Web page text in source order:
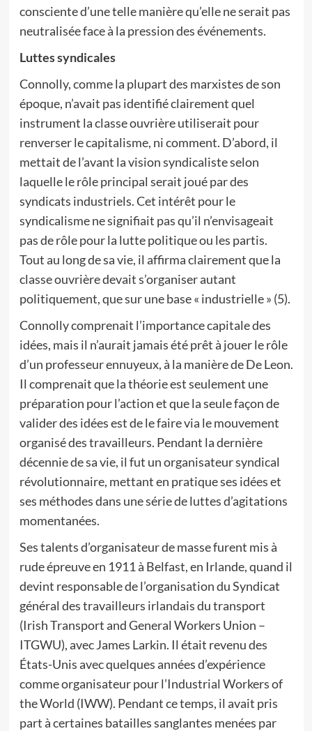
consciente d’une telle manière qu’elle ne serait pas
neutralisée face à la pression des événements.
Luttes syndicales
Connolly, comme la plupart des marxistes de son
époque, n’avait pas identifié clairement quel
instrument la classe ouvrière utiliserait pour
renverser le capitalisme, ni comment. D’abord, il
mettait de l’avant la vision syndicaliste selon
laquelle le rôle principal serait joué par des
syndicats industriels. Cet intérêt pour le
syndicalisme ne signifiait pas qu’il n’envisageait
pas de rôle pour la lutte politique ou les partis.
Tout au long de sa vie, il affirma clairement que la
classe ouvrière devait s’organiser autant
politiquement, que sur une base « industrielle » (5).
Connolly comprenait l’importance capitale des
idées, mais il n’aurait jamais été prêt à jouer le rôle
d’un professeur ennuyeux, à la manière de De Leon.
Il comprenait que la théorie est seulement une
préparation pour l’action et que la seule façon de
valider des idées est de le faire via le mouvement
organisé des travailleurs. Pendant la dernière
décennie de sa vie, il fut un organisateur syndical
révolutionnaire, mettant en pratique ses idées et
ses méthodes dans une série de luttes d’agitations
momentanées.
Ses talents d’organisateur de masse furent mis à
rude épreuve en 1911 à Belfast, en Irlande, quand il
devint responsable de l’organisation du Syndicat
général des travailleurs irlandais du transport
(Irish Transport and General Workers Union –
ITGWU), avec James Larkin. Il était revenu des
États-Unis avec quelques années d’expérience
comme organisateur pour l’Industrial Workers of
the World (IWW). Pendant ce temps, il avait pris
part à certaines batailles sanglantes menées par